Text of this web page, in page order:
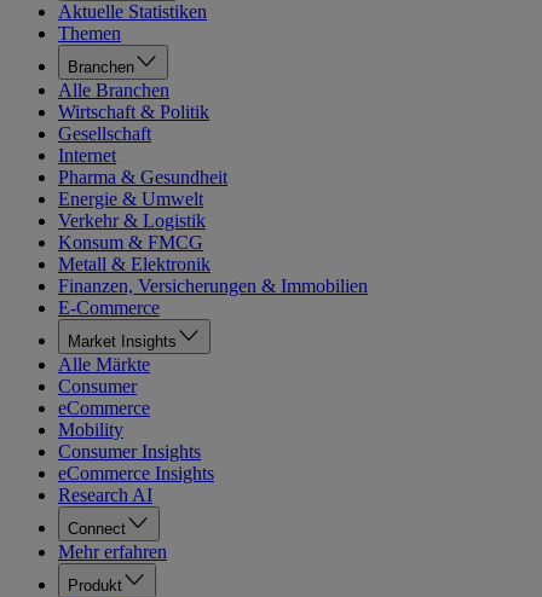
Aktuelle Statistiken
Themen
Branchen
Alle Branchen
Wirtschaft & Politik
Gesellschaft
Internet
Pharma & Gesundheit
Energie & Umwelt
Verkehr & Logistik
Konsum & FMCG
Metall & Elektronik
Finanzen, Versicherungen & Immobilien
E-Commerce
Market Insights
Alle Märkte
Consumer
eCommerce
Mobility
Consumer Insights
eCommerce Insights
Research AI
Connect
Mehr erfahren
Produkt